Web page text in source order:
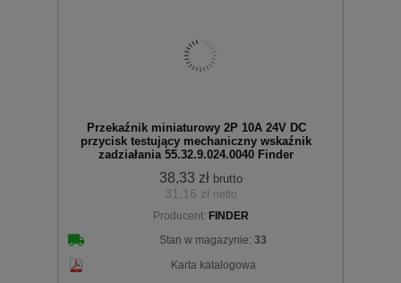
koszyka
Przekaźnik miniaturowy 2P 10A 24V DC
przycisk testujący mechaniczny wskaźnik
zadziałania 55.32.9.024.0040 Finder
38,33 zł brutto
31,16 zł netto
Producent: FINDER
Stan w magazynie: 33
Karta katalogowa